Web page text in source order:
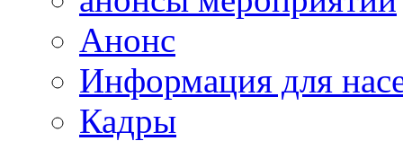
Анонс
Информация для
Кадры